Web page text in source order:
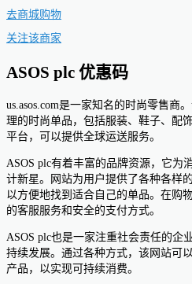
去商城购物
关注该商家
ASOS plc 优惠码
us.asos.com是一家知名的时尚零售商
理的时尚单品，包括服装、鞋子、配
平台，可以提供全球运送服务。
ASOS plc有着丰富的品牌资源，它为
计新星。网站为用户提供了各种各样
以方便地找到适合自己的单品。在购
的客服服务和安全的支付方式。
ASOS plc也是一家注重社会责任的企
持续发展。通过各种方式，该网站可
产品，以实现可持续消费。